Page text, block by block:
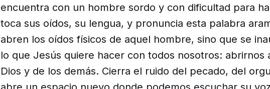
encuentra con un hombre sordo y con dificultad para
toca sus oídos, su lengua, y pronuncia esta palabra
abren los oídos físicos de aquel hombre, sino que se
lo que Jesús quiere hacer con todos nosotros: abrirnos
Dios y de los demás. Cierra el ruido del pecado, del